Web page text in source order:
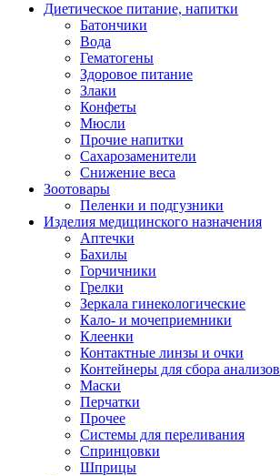
Диетическое питание, напитки
Батончики
Вода
Гематогены
Здоровое питание
Злаки
Конфеты
Мюсли
Прочие напитки
Сахарозаменители
Снижение веса
Зоотовары
Пеленки и подгузники
Изделия медицинского назначения
Аптечки
Бахилы
Горчичники
Грелки
Зеркала гинекологические
Кало- и мочеприемники
Клеенки
Контактные линзы и очки
Контейнеры для сбора анализов
Маски
Перчатки
Прочее
Системы для переливания
Спринцовки
Шприцы